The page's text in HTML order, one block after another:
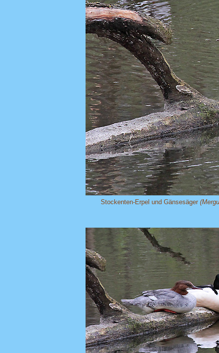
Stockenten-Erpel und Gänsesäger